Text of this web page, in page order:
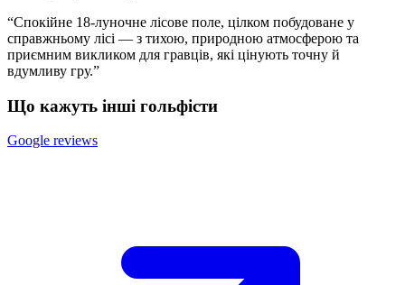
“Спокійне 18-луночне лісове поле, цілком побудоване у
справжньому лісі — з тихою, природною атмосферою та
приємним викликом для гравців, які цінують точну й
вдумливу гру.”
Що кажуть інші гольфісти
Google reviews